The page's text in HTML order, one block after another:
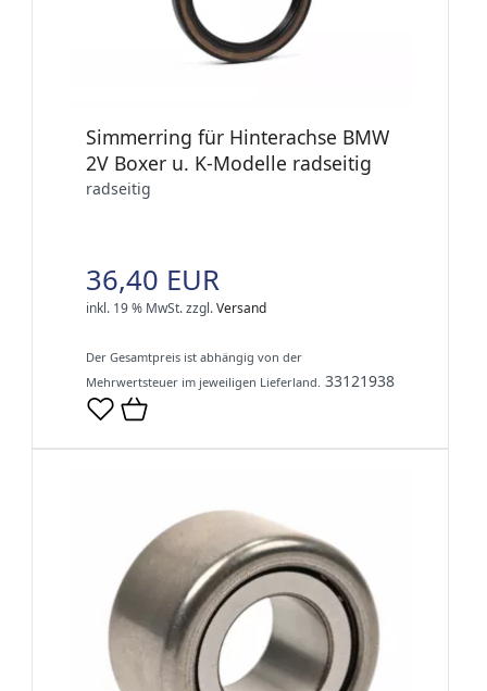
Simmerring für Hinterachse BMW
2V Boxer u. K-Modelle radseitig
radseitig
36,40 EUR
inkl. 19 % MwSt.zzgl.Versand
Der Gesamtpreis ist abhängig von der
Mehrwertsteuer im jeweiligen Lieferland. 33121938